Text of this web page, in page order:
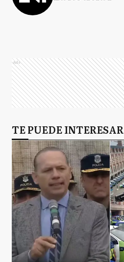
Ads
TE PUEDE INTERESAR